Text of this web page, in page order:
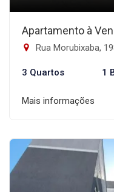
Apartamento à
Rua Morubixaba,
3 Quartos 1
Mais informações